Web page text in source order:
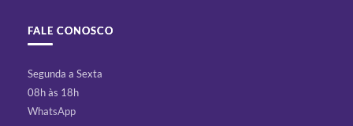
FALE CONOSCO
Segunda a Sexta
08h às 18h
WhatsApp